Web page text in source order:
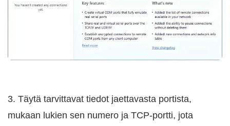
3. Täytä tarvittavat tiedot jaettavasta portista,
mukaan lukien sen numero ja TCP-portti, jota